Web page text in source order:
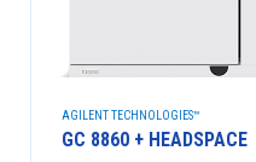
AGILENT TECHNOLOGIES™
GC 8860 + HEADSPACE